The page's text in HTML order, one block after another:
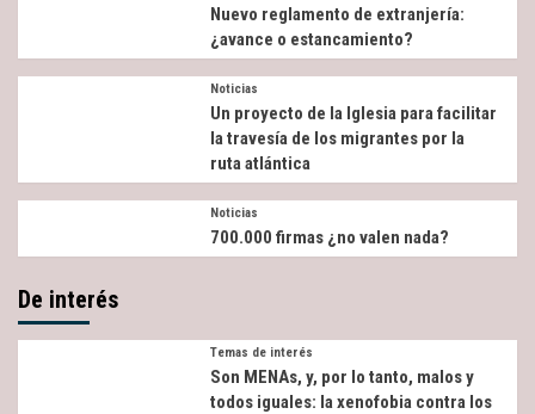
Nuevo reglamento de extranjería:
¿avance o estancamiento?
Noticias
Un proyecto de la Iglesia para facilitar
la travesía de los migrantes por la
ruta atlántica
Noticias
700.000 firmas ¿no valen nada?
De interés
Temas de interés
Son MENAs, y, por lo tanto, malos y
todos iguales: la xenofobia contra los